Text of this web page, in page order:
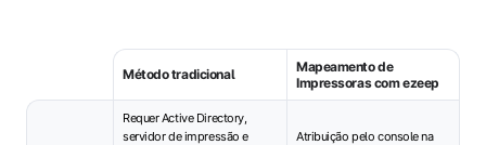
Método tradicional
Mapeamento de
Impressoras com ezeep
Requer Active Directory,
servidor de impressão e
Atribuição pelo console na